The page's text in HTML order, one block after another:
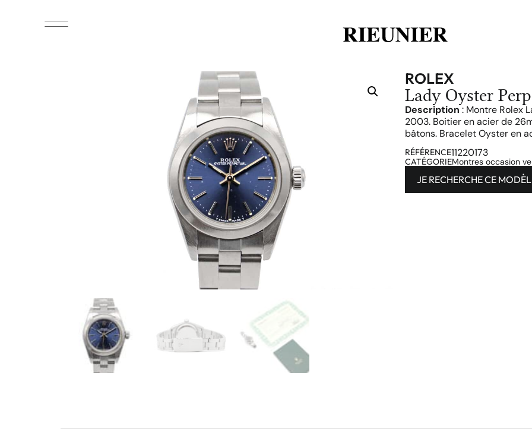
ROLEX
Lady Oyster
Description : Montre Rolex
2003. Boitier en acier de
bâtons. Bracelet Oyster en
RÉFÉRENCE11220173
CATÉGORIEMontres occasion
JE RECHERCHE CE